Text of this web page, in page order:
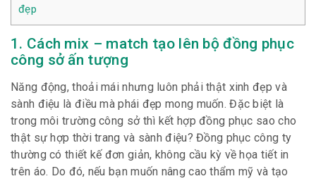
đẹp
1. Cách mix – match tạo lên bộ đồng phục
công sở ấn tượng
Năng động, thoải mái nhưng luôn phải thật xinh đẹp và
sành điệu là điều mà phái đẹp mong muốn. Đặc biệt là
trong môi trường công sở thì kết hợp đồng phục sao cho
thật sự hợp thời trang và sành điệu? Đồng phục công ty
thường có thiết kế đơn giản, không cầu kỳ về họa tiết in
trên áo. Do đó, nếu bạn muốn nâng cao thẩm mỹ và tạo